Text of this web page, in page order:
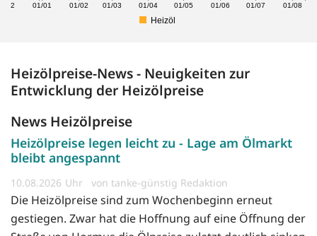
12 01/01 01/02 01/03 01/04 01/05 01/06 01/07 01/08
Heizöl
Heizölpreise-News - Neuigkeiten zur
Entwicklung der Heizölpreise
News Heizölpreise
Heizölpreise legen leicht zu - Lage am Ölmarkt
bleibt angespannt
10.08.2026 von tanke-günstig Redaktion
Die Heizölpreise sind zum Wochenbeginn erneut
gestiegen. Zwar hat die Hoffnung auf eine Öffnung der